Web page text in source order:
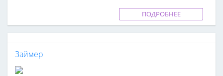
ПОДРОБНЕЕ
Займер